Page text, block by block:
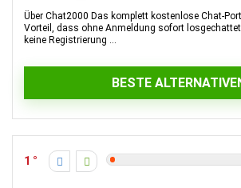
Über Chat2000 Das komplett kostenlose Chat-
Vorteil, dass ohne Anmeldung sofort
keine Registrierung ...
BESTE
1